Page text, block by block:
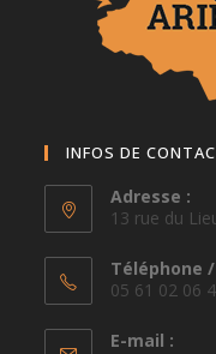
INFOS DE
Adresse :
13 rue du
Téléphone /
05 61 02 06
E-mail :